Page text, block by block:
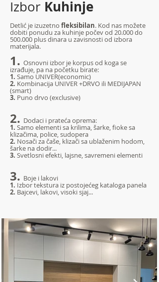
Izbor Kuhinje
Detlić je izuzetno fleksibilan. Kod nas možete
dobiti ponudu za kuhinje počev od 20.000 do
500.000 plus dinara u zavisnosti od izbora
materijala.
1. Osnovni izbor je korpus od koga se
izrađuje, pa na početku birate:
1. Samo UNIVER(economic)
2. Kombinacija UNIVER +DRVO ili MEDIJAPAN
(smart)
3. Puno drvo (exclusive)
2. Dodaci i prateća oprema:
1. Samo elementi sa krilima, šarke, fioke sa
klizačima, police, sudopera
2. Nosači za čaše, klizači sa ublaženim hodom,
šarke na dodir...
3. Svetlosni efekti, lajsne, savremeni elementi
3. Boje i lakovi
1. Izbor tekstura iz postojećeg kataloga panela
2. Bajcevi, lakovi, visoki sjaj...